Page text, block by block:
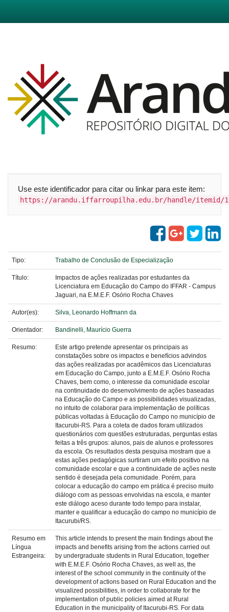
Use este identificador para citar ou linkar para este item:
https://arandu.iffarroupilha.edu.br/handle/itemid/
Tipo: Trabalho de Conclusão de Especialização
Título:
Impactos de ações realizadas por estudantes da
Licenciatura em Educação do Campo do IFFAR - Campus
Jaguari, na E.M.E.F. Osório Rocha Chaves
Autor(es): Silva, Leonardo Hoffmann da
Orientador: Bandinelli, Maurício Guerra
Resumo:
Este artigo pretende apresentar os principais as
constatações sobre os impactos e benefícios advindos
das ações realizadas por acadêmicos das Licenciaturas
em Educação do Campo, junto a E.M.E.F. Osório Rocha
Chaves, bem como, o interesse da comunidade escolar
na continuidade do desenvolvimento de ações baseadas
na Educação do Campo e as possibilidades visualizadas,
no intuito de colaborar para implementação de políticas
públicas voltadas à Educação do Campo no município de
Itacurubi-RS. Para a coleta de dados foram utilizados
questionários com questões estruturadas, perguntas estas
feitas a três grupos: alunos, pais de alunos e professores
da escola. Os resultados desta pesquisa mostram que a
estas ações pedagógicas surtiram um efeito positivo na
comunidade escolar e que a continuidade de ações neste
sentido é desejada pela comunidade. Porém, para
colocar a educação do campo em prática é preciso muito
diálogo com as pessoas envolvidas na escola, e manter
este diálogo aceso durante todo tempo para instalar,
manter e qualificar a educação do campo no município de
Itacurubi/RS.
Resumo em
Língua
Estrangeira:
This article intends to present the main findings about the
impacts and benefits arising from the actions carried out
by undergraduate students in Rural Education, together
with E.M.E.F. Osório Rocha Chaves, as well as, the
interest of the school community in the continuity of the
development of actions based on Rural Education and the
visualized possibilities, in order to collaborate for the
implementation of public policies aimed at Rural
Education in the municipality of Itacurubi-RS. For data